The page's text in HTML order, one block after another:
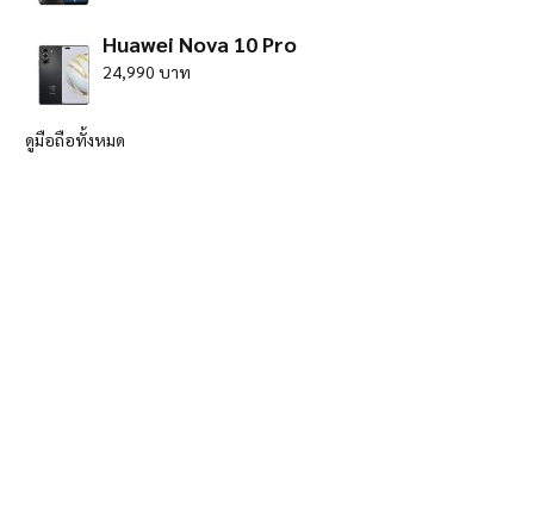
Huawei Nova 10 Pro
24,990 บาท
ดูมือถือทั้งหมด